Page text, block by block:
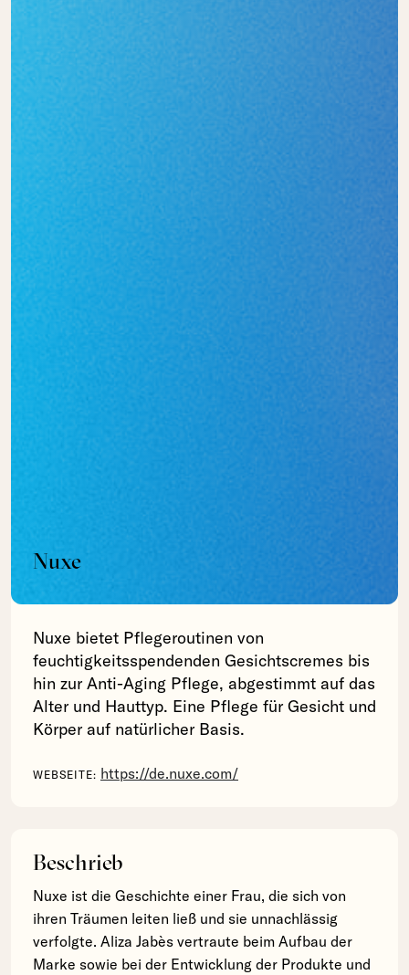
Nuxe
Nuxe bietet Pflegeroutinen von
feuchtigkeitsspendenden Gesichtscremes bis
hin zur Anti-Aging Pflege, abgestimmt auf das
Alter und Hauttyp. Eine Pflege für Gesicht und
Körper auf natürlicher Basis.
WEBSEITE: https://de.nuxe.com/
Beschrieb
Nuxe ist die Geschichte einer Frau, die sich von
ihren Träumen leiten ließ und sie unnachlässig
verfolgte. Aliza Jabès vertraute beim Aufbau der
Marke sowie bei der Entwicklung der Produkte und